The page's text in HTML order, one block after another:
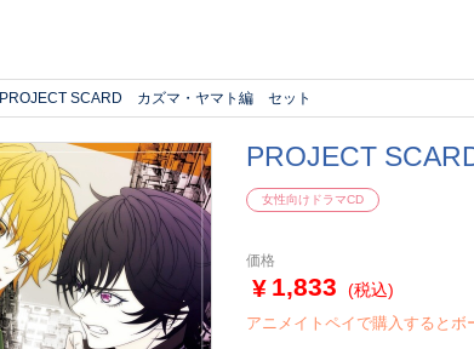
PROJECT SCARD カズマ・ヤマト編 セット
PROJECT
女性向けドラマCD
価格
1,833 (税込)
アニメイトペイで購入するとボ